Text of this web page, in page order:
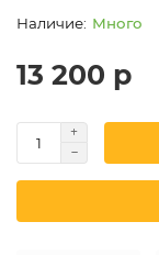
Много
13 200 р